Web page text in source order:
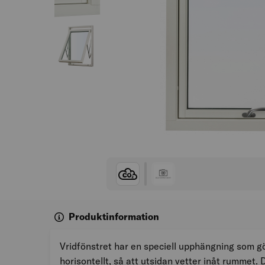
Produktinformation
Vridfönstret har en speciell upphängning som
horisontellt, så att utsidan vetter inåt rummet.